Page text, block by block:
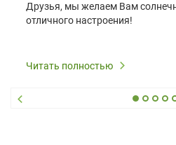
Друзья, мы желаем Вам
отличного настроения!
Читать полностью